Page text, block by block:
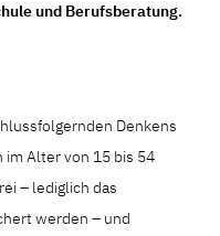
und Berufsberatung.
Denkens
im Alter von 15 bis 54
– lediglich das
werden – und